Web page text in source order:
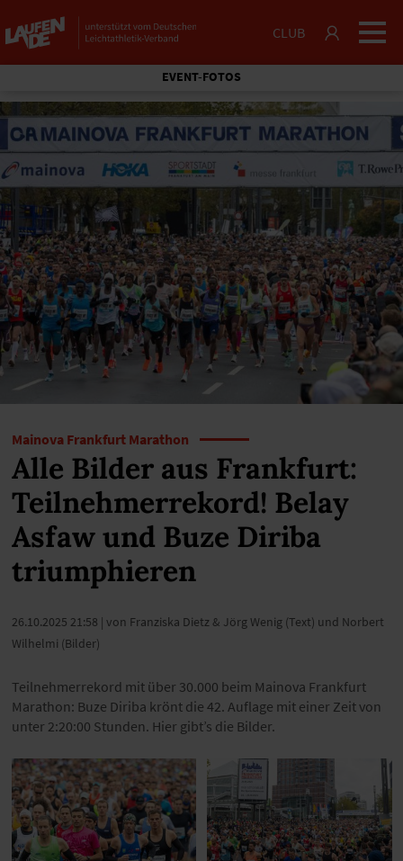
CLUB
EVENT-FOTOS
Mainova Frankfurt Marathon
Alle Bilder aus Frankfurt:
Teilnehmerrekord! Belay
Asfaw und Buze Diriba
triumphieren
26.10.2025 21:58 | von Franziska Dietz & Jörg Wenig (Text) und Norbert
Wilhelmi (Bilder)
Teilnehmerrekord mit über 30.000 beim Mainova Frankfurt
Marathon: Buze Diriba krönt die 42. Auflage mit einer Zeit von
unter 2:20:00 Stunden. Hier gibt’s die Bilder.